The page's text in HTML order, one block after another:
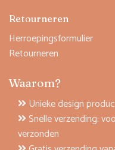
Retourneren
Herroepingsformulier
Retourneren
Waarom?
Unieke design
Snelle verzending:
verzonden